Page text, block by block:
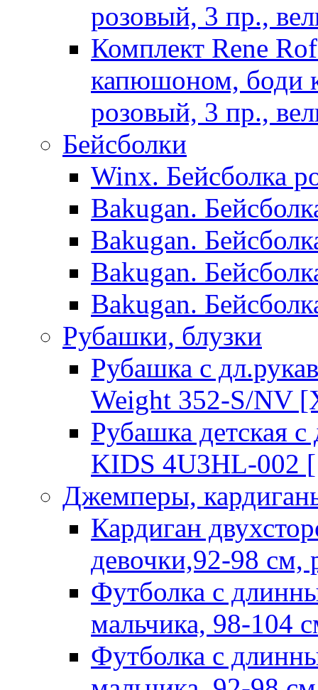
розовый, 3 пр.,
Комплект Rene
капюшоном, боди
розовый, 3 пр.,
Бейсболки
Winx. Бейсболка
Bakugan.
Bakugan.
Bakugan.
Bakugan.
Рубашки, блузки
Рубашка с
Weight 352-S/NV
Рубашка детская
KIDS 4U3HL-002
Джемперы,
Кардиган
девочки,92-98 см,
Футболка с
мальчика, 98-104
Футболка с